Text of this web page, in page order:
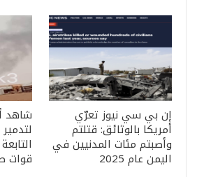
إن بي سي نيوز تعرّي
أمريكا بالوثائق: قتلتم
وأصبتم مئات المدنيين في
اليمن عام 2025
شاهد
قوات صنعاء